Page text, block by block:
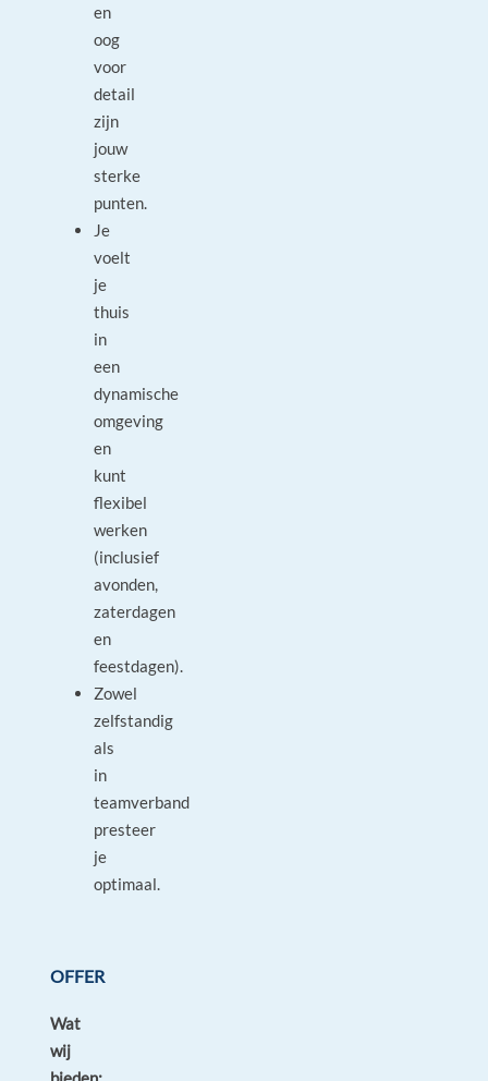
en
oog
voor
detail
zijn
jouw
sterke
punten.
Je
voelt
je
thuis
in
een
dynamische
omgeving
en
kunt
flexibel
werken
(inclusief
avonden,
zaterdagen
en
feestdagen).
Zowel
zelfstandig
als
in
teamverband
presteer
je
optimaal.
OFFER
Wat
wij